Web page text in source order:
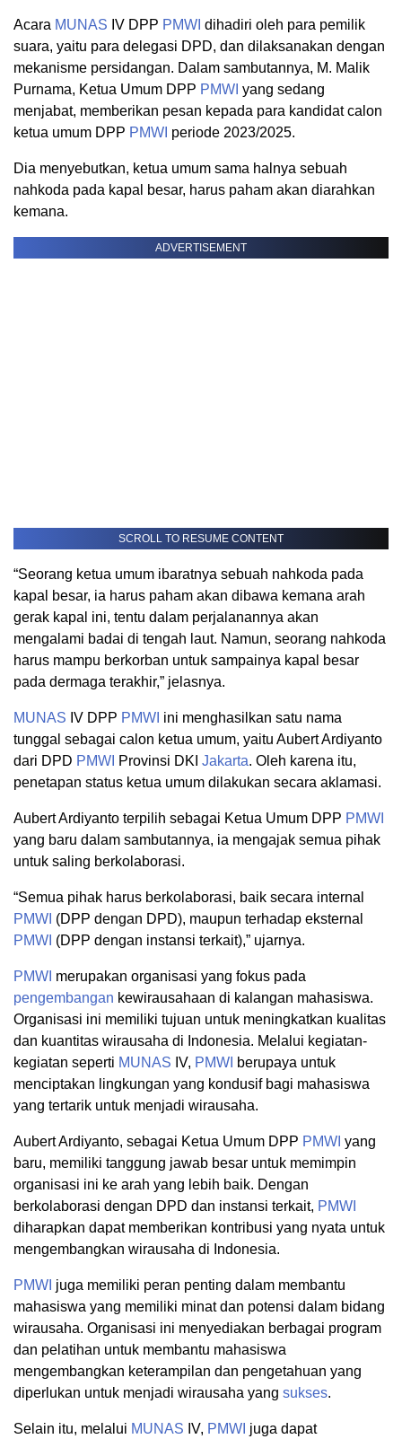
Acara MUNAS IV DPP PMWI dihadiri oleh para pemilik
suara, yaitu para delegasi DPD, dan dilaksanakan dengan
mekanisme persidangan. Dalam sambutannya, M. Malik
Purnama, Ketua Umum DPP PMWI yang sedang
menjabat, memberikan pesan kepada para kandidat calon
ketua umum DPP PMWI periode 2023/2025.
Dia menyebutkan, ketua umum sama halnya sebuah
nahkoda pada kapal besar, harus paham akan diarahkan
kemana.
ADVERTISEMENT
SCROLL TO RESUME CONTENT
“Seorang ketua umum ibaratnya sebuah nahkoda pada
kapal besar, ia harus paham akan dibawa kemana arah
gerak kapal ini, tentu dalam perjalanannya akan
mengalami badai di tengah laut. Namun, seorang nahkoda
harus mampu berkorban untuk sampainya kapal besar
pada dermaga terakhir,” jelasnya.
MUNAS IV DPP PMWI ini menghasilkan satu nama
tunggal sebagai calon ketua umum, yaitu Aubert Ardiyanto
dari DPD PMWI Provinsi DKI Jakarta. Oleh karena itu,
penetapan status ketua umum dilakukan secara aklamasi.
Aubert Ardiyanto terpilih sebagai Ketua Umum DPP PMWI
yang baru dalam sambutannya, ia mengajak semua pihak
untuk saling berkolaborasi.
“Semua pihak harus berkolaborasi, baik secara internal
PMWI (DPP dengan DPD), maupun terhadap eksternal
PMWI (DPP dengan instansi terkait),” ujarnya.
PMWI merupakan organisasi yang fokus pada
pengembangan kewirausahaan di kalangan mahasiswa.
Organisasi ini memiliki tujuan untuk meningkatkan kualitas
dan kuantitas wirausaha di Indonesia. Melalui kegiatan-
kegiatan seperti MUNAS IV, PMWI berupaya untuk
menciptakan lingkungan yang kondusif bagi mahasiswa
yang tertarik untuk menjadi wirausaha.
Aubert Ardiyanto, sebagai Ketua Umum DPP PMWI yang
baru, memiliki tanggung jawab besar untuk memimpin
organisasi ini ke arah yang lebih baik. Dengan
berkolaborasi dengan DPD dan instansi terkait, PMWI
diharapkan dapat memberikan kontribusi yang nyata untuk
mengembangkan wirausaha di Indonesia.
PMWI juga memiliki peran penting dalam membantu
mahasiswa yang memiliki minat dan potensi dalam bidang
wirausaha. Organisasi ini menyediakan berbagai program
dan pelatihan untuk membantu mahasiswa
mengembangkan keterampilan dan pengetahuan yang
diperlukan untuk menjadi wirausaha yang sukses.
Selain itu, melalui MUNAS IV, PMWI juga dapat